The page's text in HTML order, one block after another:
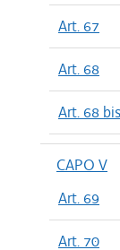
Art. 67
Art. 68
Art. 68 bis
CAPO V
Art. 69
Art. 70